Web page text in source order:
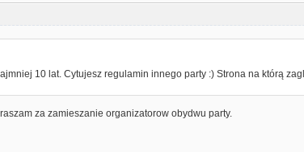
10 lat. Cytujesz regulamin innego party :) Strona na którą
za zamieszanie organizatorow obydwu party.